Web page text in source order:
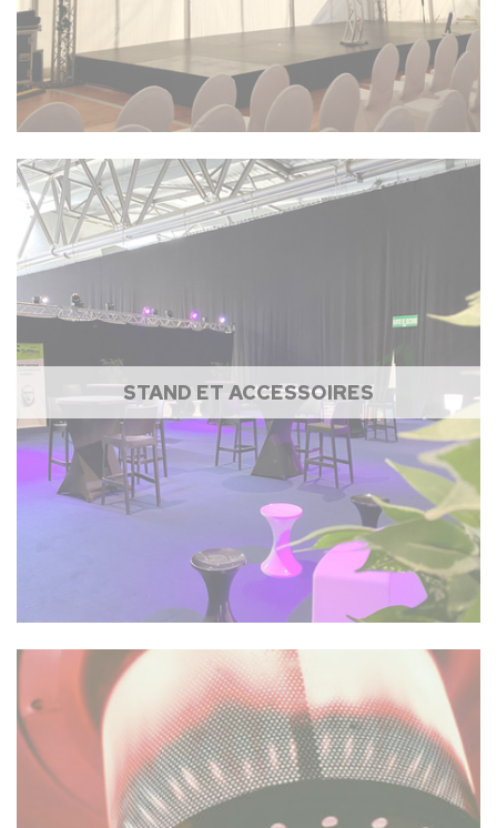
STAND ET ACCESSOIRES